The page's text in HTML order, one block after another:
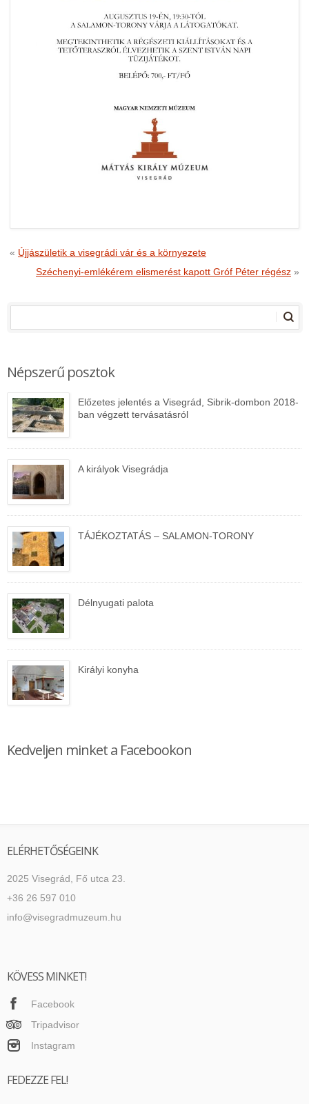
« Újjászületik a visegrádi vár és a környezete
Széchenyi-emlékérem elismerést kapott Gróf Péter régész »
Népszerű posztok
Előzetes jelentés a Visegrád, Sibrik-dombon 2018-
ban végzett tervásatásról
A királyok Visegrádja
TÁJÉKOZTATÁS – SALAMON-TORONY
Délnyugati palota
Királyi konyha
Kedveljen minket a Facebookon
ELÉRHETŐSÉGEINK
2025 Visegrád, Fő utca 23.
+36 26 597 010
info@visegradmuzeum.hu
KÖVESS MINKET!
Facebook
Tripadvisor
Instagram
FEDEZZE FEL!